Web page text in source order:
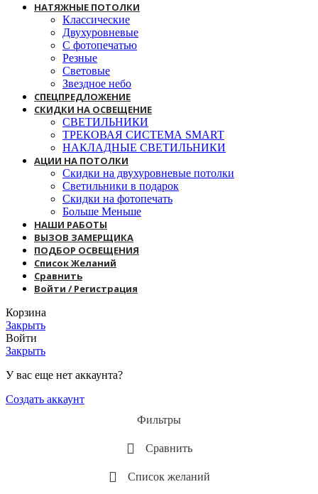
НАТЯЖНЫЕ ПОТОЛКИ
Классические
Двухуровневые
С фотопечатью
Резные
Световые
Звездное небо
СПЕЦПРЕДЛОЖЕНИЕ
СКИДКИ НА ОСВЕЩЕНИЕ
СВЕТИЛЬНИКИ
ТРЕКОВАЯ СИСТЕМА SMART
НАКЛАДНЫЕ СВЕТИЛЬНИКИ
АЦИИ НА ПОТОЛКИ
Скидки на двухуровневые потолки
Светильники в подарок
Скидки на фотопечать
Больше Меньше
НАШИ РАБОТЫ
ВЫЗОВ ЗАМЕРЩИКА
ПОДБОР ОСВЕЩЕНИЯ
Список Желаний
Сравнить
Войти / Регистрация
Корзина
Закрыть
Войти
Закрыть
У вас еще нет аккаунта?
Создать аккаунт
Фильтры
Сравнить
Список желаний